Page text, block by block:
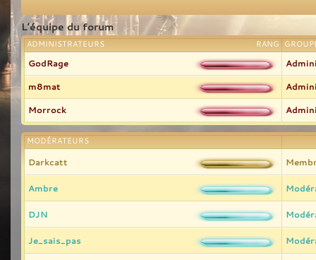
L’équipe du forum
RANG
ADMINISTRATEURS
GodRage
m8mat
Morrock
MODÉRATEURS
Darkcatt
Ambre
DJN
Je_sais_pas